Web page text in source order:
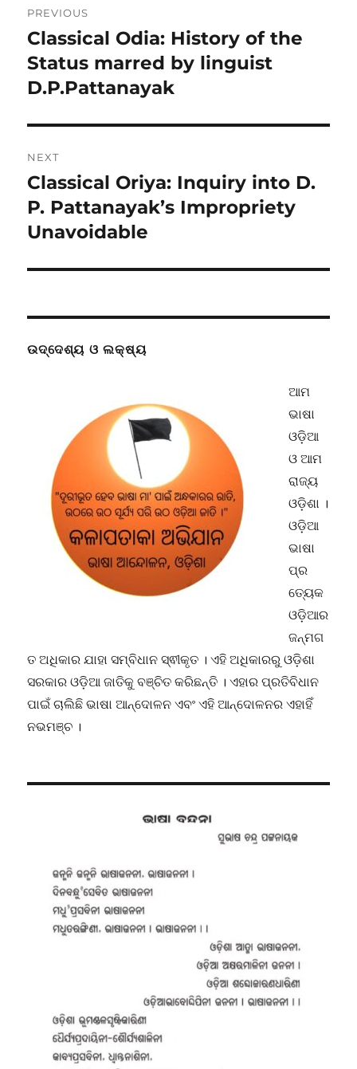
navigation
PREVIOUS
Previous
post:
Classical Odia: History of the
Status marred by linguist
D.P.Pattanayak
NEXT
Next
post:
Classical Oriya: Inquiry into D.
P. Pattanayak’s Impropriety
Unavoidable
ଉଦ୍ଦେଶ୍ୟ ଓ ଲକ୍ଷ୍ୟ
ଆମ
ଭାଷା
ଓଡ଼ିଆ
ଓ ଆମ
ରାଜ୍ୟ
ଓଡ଼ିଶା ।
ଓଡ଼ିଆ
ଭାଷା
ପ୍ର
ତ୍ୟେକ
ଓଡ଼ିଆର
ଜନ୍ମଗ
ତ ଅଧିକାର ଯାହା ସମ୍ବିଧାନ ସ୍ଵୀକୃତ । ଏହି ଅଧିକାରରୁ ଓଡ଼ିଶା
ସରକାର ଓଡ଼ିଆ ଜାତିକୁ ବଞ୍ଚିତ କରିଛନ୍ତି । ଏହାର ପ୍ରତିବିଧାନ
ପାଇଁ ଚାଲିଛି ଭାଷା ଆନ୍ଦୋଳନ ଏବଂ ଏହି ଆନ୍ଦୋଳନର ଏହାହିଁ
ନଭମଞ୍ଚ ।